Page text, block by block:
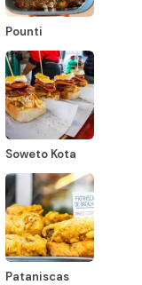
Pounti
Soweto Kota
Pataniscas